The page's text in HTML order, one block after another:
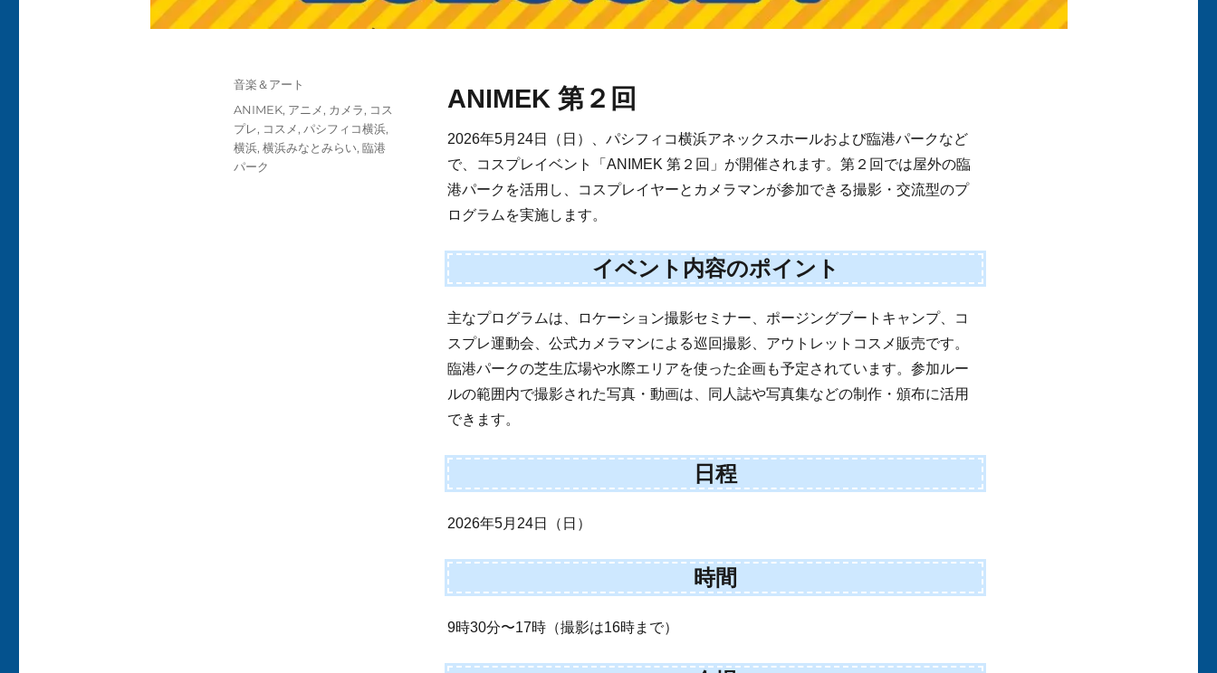
ANIMEK 第２回
2026年5月24日（日）、パシフィコ横浜アネックスホールおよび臨港パークなど
で、コスプレイベント「ANIMEK 第２回」が開催されます。第２回では屋外の臨
港パークを活用し、コスプレイヤーとカメラマンが参加できる撮影・交流型のプ
ログラムを実施します。
イベント内容のポイント
主なプログラムは、ロケーション撮影セミナー、ポージングブートキャンプ、コ
スプレ運動会、公式カメラマンによる巡回撮影、アウトレットコスメ販売です。
臨港パークの芝生広場や水際エリアを使った企画も予定されています。参加ルー
ルの範囲内で撮影された写真・動画は、同人誌や写真集などの制作・頒布に活用
できます。
日程
2026年5月24日（日）
時間
9時30分〜17時（撮影は16時まで）
投
日:
カ
ゴ
リ
ー
音楽＆アート
タ
グ
ANIMEK, アニメ, カメラ, コス
プレ, コスメ, パシフィコ横浜,
横浜, 横浜みなとみらい, 臨港
パーク